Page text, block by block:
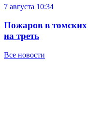
7 августа 10:34
Пожаров в томских
на треть
Все новости